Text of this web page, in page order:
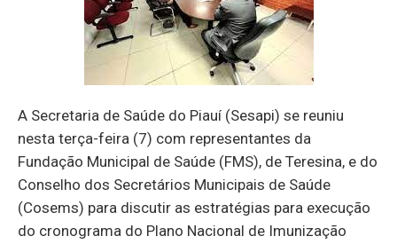
A Secretaria de Saúde do Piauí (Sesapi) se reuniu
nesta terça-feira (7) com representantes da
Fundação Municipal de Saúde (FMS), de Teresina, e do
Conselho dos Secretários Municipais de Saúde
(Cosems) para discutir as estratégias para execução
do cronograma do Plano Nacional de Imunização